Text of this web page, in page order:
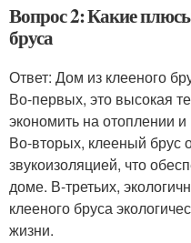
Вопрос 2: Какие
бруса
Ответ: Дом из клееного
Во-первых, это высокая
экономить на отоплении
Во-вторых, клееный брус
звукоизоляцией, что
доме. В-третьих,
клееного бруса
жизни.